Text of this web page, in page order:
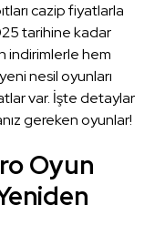
cazip fiyatlarla
tarihine kadar
indirimlerle hem
nesil oyunları
var. İşte detaylar
gereken oyunlar!
Oyun